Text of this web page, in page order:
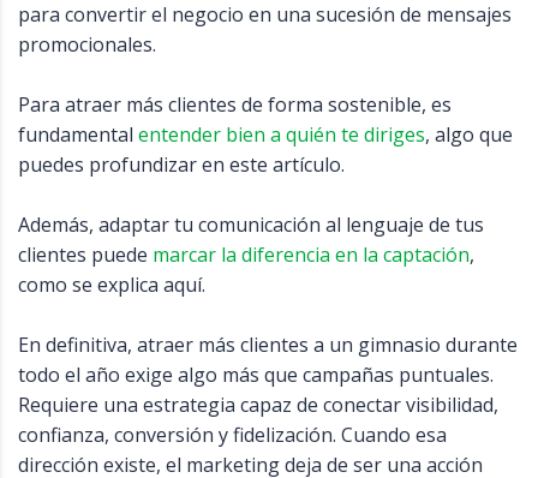
para convertir el negocio en una sucesión de mensajes
promocionales.
Para atraer más clientes de forma sostenible, es
fundamental entender bien a quién te diriges, algo que
puedes profundizar en este artículo.
Además, adaptar tu comunicación al lenguaje de tus
clientes puede marcar la diferencia en la captación,
como se explica aquí.
En definitiva, atraer más clientes a un gimnasio durante
todo el año exige algo más que campañas puntuales.
Requiere una estrategia capaz de conectar visibilidad,
confianza, conversión y fidelización. Cuando esa
dirección existe, el marketing deja de ser una acción